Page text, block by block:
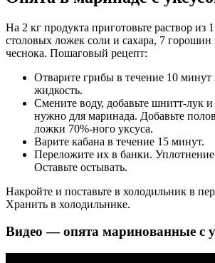
На 2 кг продукта приготовьте раствор из
столовых ложек соли и сахара, 7 горошин
чеснока. Пошаговый рецепт:
Отварите грибы в течение 10 минут
жидкость.
Смените воду, добавьте шнитт-лук и
нужно для маринада. Добавьте
ложки 70%-ного уксуса.
Варите кабана в течение 15 минут.
Переложите их в банки. Уплотнение
Оставьте остывать.
Накройте и поставьте в холодильник в
Хранить в холодильнике.
Видео — опята маринованные с